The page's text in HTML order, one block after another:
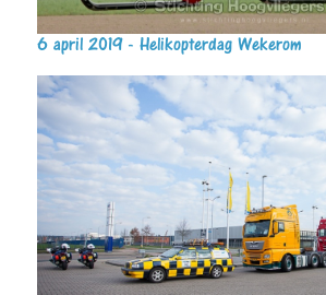
6 april 2019 - Helikopterdag Wekerom